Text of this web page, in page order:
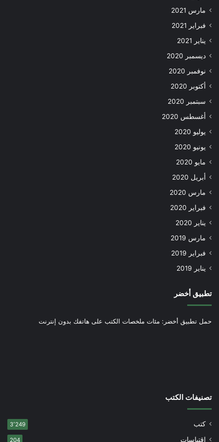
مارس 2021
فبراير 2021
يناير 2021
ديسمبر 2020
نوفمبر 2020
أكتوبر 2020
سبتمبر 2020
أغسطس 2020
يوليو 2020
يونيو 2020
مايو 2020
أبريل 2020
مارس 2020
فبراير 2020
يناير 2020
مارس 2019
فبراير 2019
يناير 2019
تطبيق أخضر
حمل تطبيق أخضر: مئات ملخصات الكتب على هاتفك بدون إنترنت
تصنيفات الكتب
كتب 3٬249
اقتباسات 204